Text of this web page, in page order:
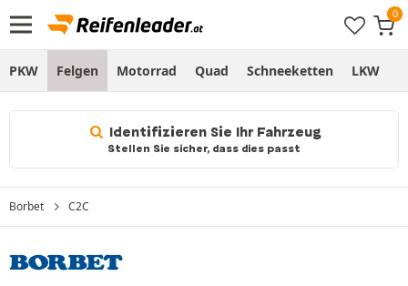
PKW Felgen Motorrad Quad Schneeketten LKW
Identifizieren Sie Ihr Fahrzeug
Stellen Sie sicher, dass dies passt
Borbet C2C